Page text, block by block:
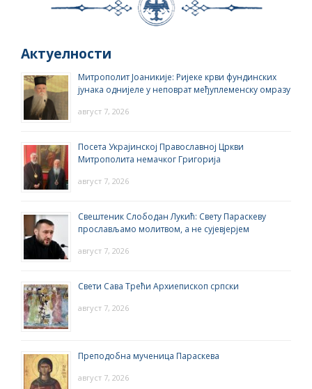
Актуелности
Митрополит Јоаникије: Ријеке крви фундинских
јунака однијеле у неповрат међуплеменску омразу
август 7, 2026
Посета Украјинској Православној Цркви
Митрополита немачког Григорија
август 7, 2026
Свештеник Слободан Лукић: Свету Параскеву
прослављамо молитвом, а не сујевјерјем
август 7, 2026
Свети Сава Трећи Архиепископ српски
август 7, 2026
Преподобна мученица Параскева
август 7, 2026